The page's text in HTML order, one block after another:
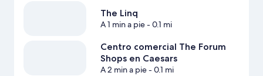
The Linq
A 1 min a pie- 0.1 mi
Centro comercial The Forum
Shops en Caesars
A 2 min a pie- 0.1 mi